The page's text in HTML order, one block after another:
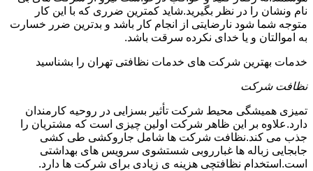
نام ونشان را در نظر بگیرید.شاید کمترین ضرری که با این کار
متوجه شما شود نارضایتی از انجام کار باشد و بدترین ضرر خسارت
به اموالتان و یا خدای نکرده سرقت باشد.
خدمات بهترین شرکت های خدمات نظافتی تهران را بشناسید
نظافت شرکت
تمیزی همیشگی محیط شرکت تأثیر بسزایی در روحیه کارمندان
دارد.علاوه بر این ظاهر شرکت اولین چیزی است که مشتریان را
جذب می کند.نظافت شرکت ها شامل جاروکشی طی کشی
جابجایی زباله ها غبارروبی شستشوی سرویس های بهداشتی
است.استخدام نظافتچی هزینه ی زیادی برای شرکت ها دارد.